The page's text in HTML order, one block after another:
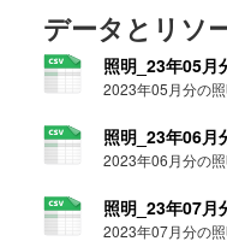
データとリソ
照明_23年05月
2023年05月分の
照明_23年06月
2023年06月分の
照明_23年07月
2023年07月分の